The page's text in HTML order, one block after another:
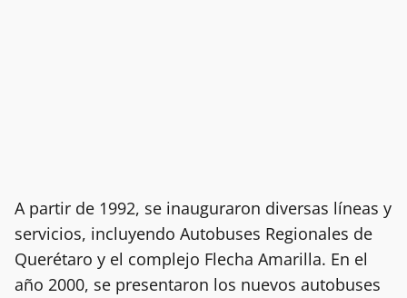
A partir de 1992, se inauguraron diversas líneas y
servicios, incluyendo Autobuses Regionales de
Querétaro y el complejo Flecha Amarilla. En el
año 2000, se presentaron los nuevos autobuses